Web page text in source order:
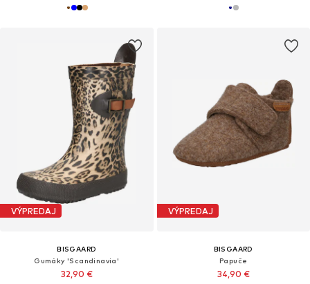
VÝPREDAJ
BISGAARD
Gumáky 'Scandinavia'
32,90 €
VÝPREDAJ
BISGAARD
Papuče
34,90 €